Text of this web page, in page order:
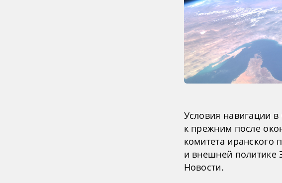
Условия навигации
к прежним после
комитета иранского
и внешней политике
Новости.